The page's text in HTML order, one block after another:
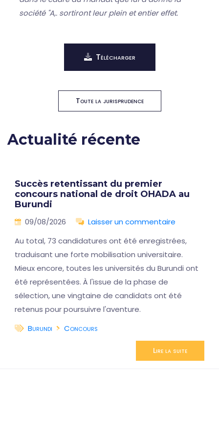
société "A,. sortiront leur plein et entier effet.
Télécharger
Toute la jurisprudence
Actualité récente
Succès retentissant du premier
concours national de droit OHADA au
Burundi
09/08/2026
Laisser un commentaire
Au total, 73 candidatures ont été enregistrées,
traduisant une forte mobilisation universitaire.
Mieux encore, toutes les universités du Burundi ont
été représentées. À l'issue de la phase de
sélection, une vingtaine de candidats ont été
retenus pour poursuivre l'aventure.
Burundi
Concours
Lire la suite